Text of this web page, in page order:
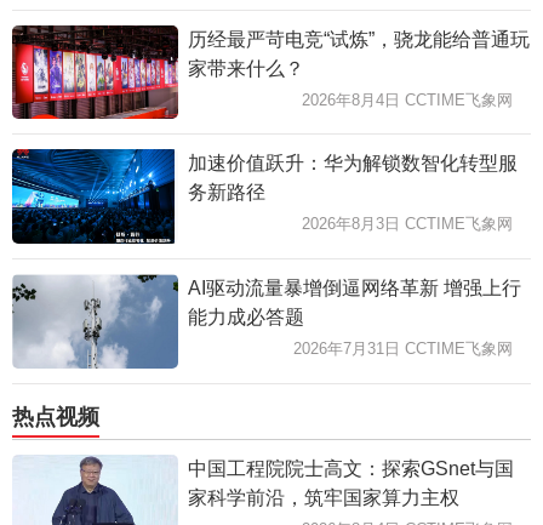
历经最严苛电竞“试炼”，骁龙能给普通玩
家带来什么？
2026年8月4日 CCTIME飞象网
加速价值跃升：华为解锁数智化转型服
务新路径
2026年8月3日 CCTIME飞象网
AI驱动流量暴增倒逼网络革新 增强上行
能力成必答题
2026年7月31日 CCTIME飞象网
热点视频
中国工程院院士高文：探索GSnet与国
家科学前沿，筑牢国家算力主权